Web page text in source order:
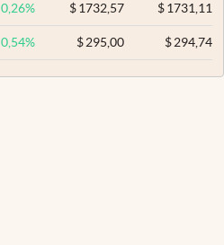
0,26% $ 1732,57 $1731,11
0,54% $295,00 $294,74